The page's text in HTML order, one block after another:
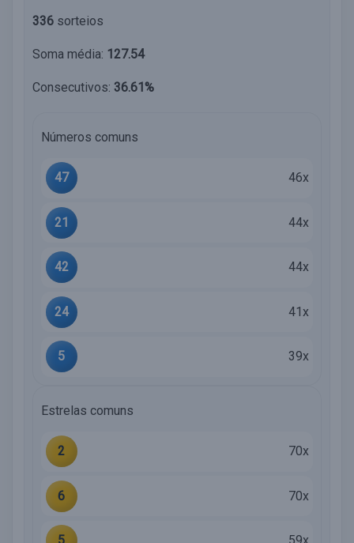
336 sorteios
Soma média: 127.54
Consecutivos: 36.61%
Números comuns
47 46x
21 44x
42 44x
24 41x
5 39x
Estrelas comuns
2 70x
6 70x